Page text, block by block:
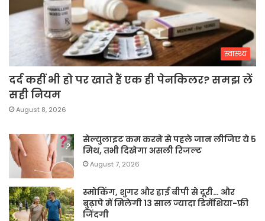
स्वास्थ्य
दर्द कहीं भी हो पर खाते हैं एक ही पेनकिलर? समझ लें
सही नियम
August 8, 2026
सेल्युलाइट कम करने से पहले जान लीजिए ये 5
मिथ, तभी दिखेगा असली रिजल्ट
August 7, 2026
स्मोकिंग, शुगर और हाई बीपी से दूरी… और
बुढ़ापे में मिलेगी 13 साल ज्यादा डिमेंशिया-फ्री
जिंदगी